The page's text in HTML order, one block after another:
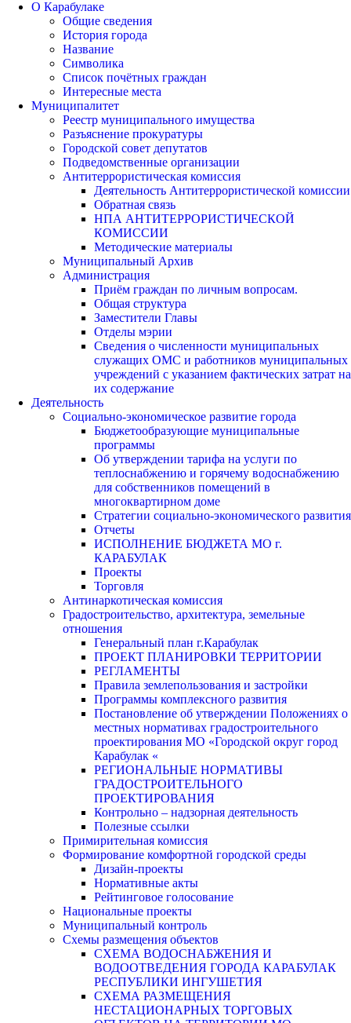
О Карабулаке
Общие сведения
История города
Название
Символика
Список почётных граждан
Интересные места
Муниципалитет
Реестр муниципального имущества
Разъяснение прокуратуры
Городской совет депутатов
Подведомственные организации
Антитеррористическая комиссия
Деятельность Антитеррористической комиссии
Обратная связь
НПА АНТИТЕРРОРИСТИЧЕСКОЙ
КОМИССИИ
Методические материалы
Муниципальный Архив
Администрация
Приём граждан по личным вопросам.
Общая структура
Заместители Главы
Отделы мэрии
Сведения о численности муниципальных
служащих ОМС и работников муниципальных
учреждений с указанием фактических затрат на
их содержание
Деятельность
Социально-экономическое развитие города
Бюджетообразующие муниципальные
программы
Об утверждении тарифа на услуги по
теплоснабжению и горячему водоснабжению
для собственников помещений в
многоквартирном доме
Стратегии социально-экономического развития
Отчеты
ИСПОЛНЕНИЕ БЮДЖЕТА МО г.
КАРАБУЛАК
Проекты
Торговля
Антинаркотическая комиссия
Градостроительство, архитектура, земельные
отношения
Генеральный план г.Карабулак
ПРОЕКТ ПЛАНИРОВКИ ТЕРРИТОРИИ
РЕГЛАМЕНТЫ
Правила землепользования и застройки
Программы комплексного развития
Постановление об утверждении Положениях о
местных нормативах градостроительного
проектирования МО «Городской округ город
Карабулак «
РЕГИОНАЛЬНЫЕ НОРМАТИВЫ
ГРАДОСТРОИТЕЛЬНОГО
ПРОЕКТИРОВАНИЯ
Контрольно – надзорная деятельность
Полезные ссылки
Примирительная комиссия
Формирование комфортной городской среды
Дизайн-проекты
Нормативные акты
Рейтинговое голосование
Национальные проекты
Муниципальный контроль
Схемы размещения объектов
СХЕМА ВОДОСНАБЖЕНИЯ И
ВОДООТВЕДЕНИЯ ГОРОДА КАРАБУЛАК
РЕСПУБЛИКИ ИНГУШЕТИЯ
СХЕМА РАЗМЕЩЕНИЯ
НЕСТАЦИОНАРНЫХ ТОРГОВЫХ